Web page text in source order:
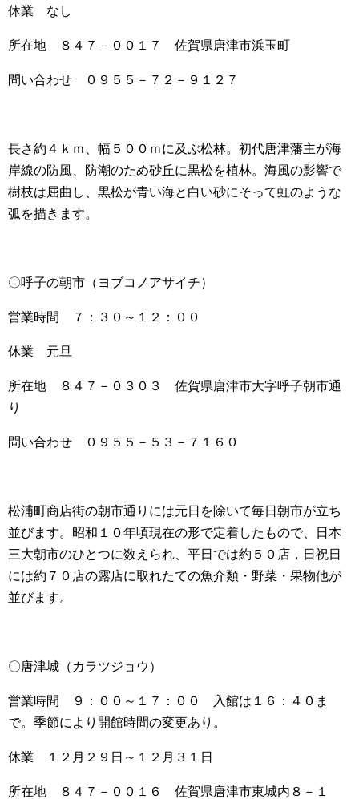
休業 なし
所在地 ８４７－００１７ 佐賀県唐津市浜玉町
問い合わせ ０９５５－７２－９１２７
長さ約４ｋｍ、幅５００ｍに及ぶ松林。初代唐津藩主が海
岸線の防風、防潮のため砂丘に黒松を植林。海風の影響で
樹枝は屈曲し、黒松が青い海と白い砂にそって虹のような
弧を描きます。
〇呼子の朝市（ヨブコノアサイチ）
営業時間 ７：３０～１２：００
休業 元旦
所在地 ８４７－０３０３ 佐賀県唐津市大字呼子朝市通
り
問い合わせ ０９５５－５３－７１６０
松浦町商店街の朝市通りには元日を除いて毎日朝市が立ち
並びます。昭和１０年頃現在の形で定着したもので、日本
三大朝市のひとつに数えられ、平日では約５０店，日祝日
には約７０店の露店に取れたての魚介類・野菜・果物他が
並びます。
〇唐津城（カラツジョウ）
営業時間 ９：００～１７：００ 入館は１６：４０ま
で。季節により開館時間の変更あり。
休業 １２月２９日～１２月３１日
所在地 ８４７－００１６ 佐賀県唐津市東城内８－１